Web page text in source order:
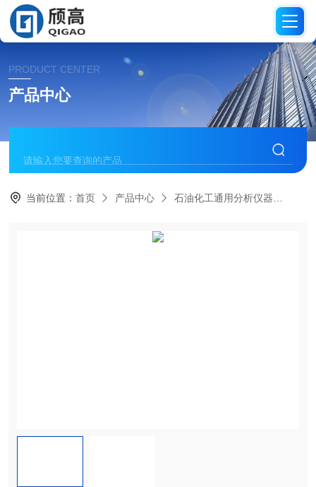
PRODUCT CENTER
产品中心
当前位置：首页 产品中心 石油化工通用分析仪器